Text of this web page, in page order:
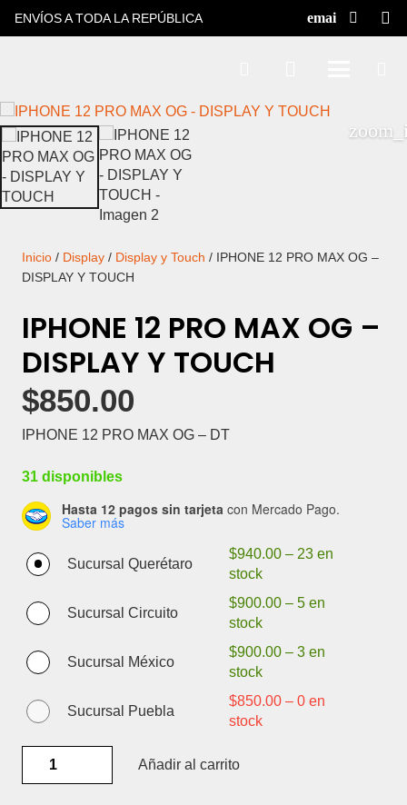
ENVÍOS A TODA LA REPÚBLICA
Inicio / Display / Display y Touch / IPHONE 12 PRO MAX OG –
DISPLAY Y TOUCH
IPHONE 12 PRO MAX OG –
DISPLAY Y TOUCH
$850.00
IPHONE 12 PRO MAX OG – DT
31 disponibles
Hasta 12 pagos sin tarjeta con Mercado Pago.
Saber más
Sucursal Querétaro
$940.00 – 23 en
stock
Sucursal Circuito
$900.00 –5 en
stock
Sucursal México
$900.00 –3 en
stock
Sucursal Puebla
$850.00 –0 en
stock
Añadir al carrito